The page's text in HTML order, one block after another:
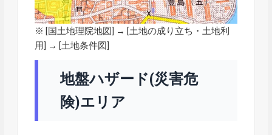
※ [ 国土地理院地図
] → [土地の成り立ち・土地利
用] → [土地条件図]
地盤ハザード(災害危
険)エリア